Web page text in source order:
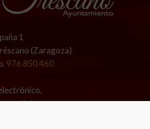
1
(Zaragoza)
976 850 460